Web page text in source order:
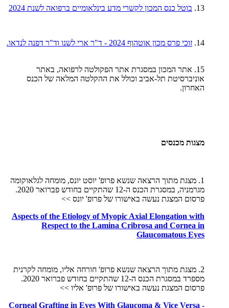
13. בוטל כנס המכון לקשרי מדע בינלאומיים ברפואה לשנת 2024
14. זוכי פרס מכון אוטהוף 2024 - ד"ר ארי לשנו וד"ר דפנה לנדאו.
15. אתר המכון במסגרת אתר הפקולטה לרפואה, באתר
אוניברסיטת תל-אביב וכולל את ההקלטה המלאה של הכנס
האחרון.
מצגות מכנסים
1. מצגת מתוך הרצאה שנשא פרופ' יוסט יונס, מומחה לגלאוקומה
מגרמניה, במסגרת הכנס ה-12 שהתקיים בחודש פברואר 2020.
פרסום המצגת נעשה באישורו של פרופ' יונס >>
Aspects of the Etiology of Myopic Axial Elongation with
Respect to the Lamina Cribrosa and Cornea in
Glaucomatous Eyes
2. מצגת מתוך הרצאה שנשא פרופ' חורחה אליו, מומחה לקרנית
מספרד במסגרת הכנס ה-12 שהתקיים בחודש פברואר 2020.
פרסום המצגת נעשה באישורו של פרופ' אליו >>
Corneal Grafting in Eyes With Glaucoma & Vice Versa -